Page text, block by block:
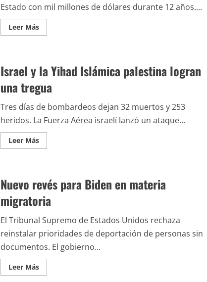
Estado con mil millones de dólares durante 12 años....
Leer MásLeer
más
en
Argentina;
prisión
para
Cristina
Israel y la Yihad Islámica palestina logran
una tregua
Tres días de bombardeos dejan 32 muertos y 253
heridos. La Fuerza Aérea israelí lanzó un ataque...
Leer MásLeer
más
la
Yihad
Islámica
palestina
logran
una
tregua
Nuevo revés para Biden en materia
migratoria
El Tribunal Supremo de Estados Unidos rechaza
reinstalar prioridades de deportación de personas sin
documentos. El gobierno...
Leer MásLeer
más